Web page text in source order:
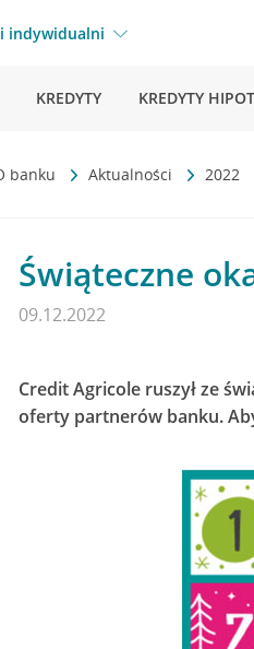
indywidualni
KREDYTY KREDYTY
banku Aktualności 2022
Świąteczne
09.12.2022
Credit Agricole ruszył ze
oferty partnerów banku.